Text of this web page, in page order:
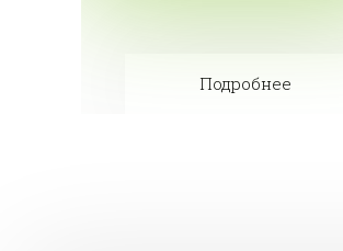
Подробнее